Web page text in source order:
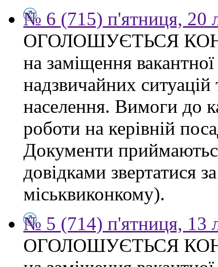
№ 6 (715) п'ятниця, 20
ОГОЛОШУЄТЬСЯ
на заміщення
надзвичайних ситуацій
населення. Вимоги до
роботи на керівній
Документи
довідками звертатися
міськвиконкому).
№ 5 (714) п'ятниця, 13
ОГОЛОШУЄТЬСЯ